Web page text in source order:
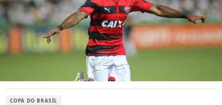
COPA DO BRASIL